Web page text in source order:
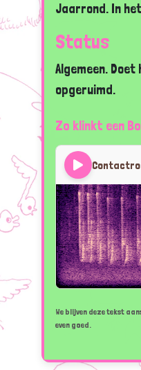
Jaarrond. In
Status
Algemeen.
opgeruimd.
Zo klinkt een
We blijven deze tekst
even goed.